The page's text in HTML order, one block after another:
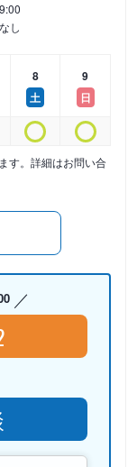
し
8
土
9
日
す。詳細はお問い合